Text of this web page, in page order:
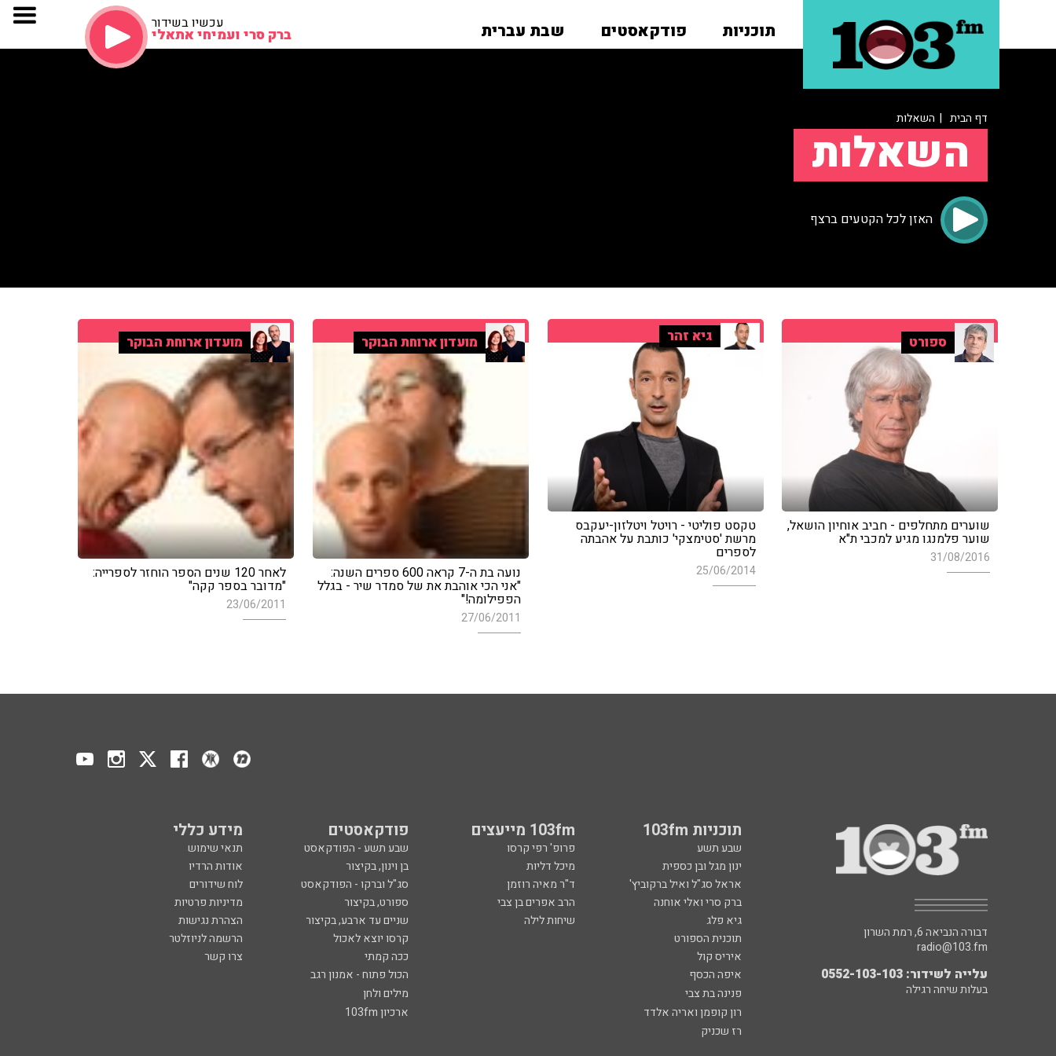
תוכניות פודקאסטים שבת עברית עכשיו בשידור
ברק סרי ועמיחי אתאלי
דף הבית | השאלות
השאלות
האזן לכל הקטעים ברצף
ספורט
שוערים מתחלפים - חביב אוחיון הושאל,
שוער פלמנגו מגיע למכבי ת"א
31/08/2016
גיא זהר
טקסט פוליטי - רויטל ויטלזון-יעקבס
מרשת 'סטימצקי' כותבת על אהבתה
לספרים
25/06/2014
מועדון ארוחת הבוקר
נועה בת ה-7 קראה 600 ספרים השנה:
"אני הכי אוהבת את של סמדר שיר - בגלל
הפפילומה!"
27/06/2011
מועדון ארוחת הבוקר
לאחר 120 שנים הספר הוחזר לספרייה:
"מדובר בספר קקה"
23/06/2011
תוכניות 103fm 103fm מייעצים פודקאסטים מידע כללי
שבע תשע פרופ' רפי קרסו שבע תשע - הפודקאסט
תנאי שימוש
ינון מגל ובן כספית
מיכל דליות בן וינון, בקיצור
אודות הרדיו
אראל סג"ל ואיל ברקוביץ'
ד"ר מאיה רוזמן סג"ל וברקו - הפודקאסט
לוח שידורים
ברק סרי ואלי אוחנה
הרב אפרים בן צבי ספורט, בקיצור
מדיניות פרטיות
גיא פלג
שיחות לילה שניים עד ארבע, בקיצור
הצהרת נגישות
תוכנית הספורט
קרסו יוצא לאכול
הרשמה לניוזלטר
איריס קול
ככה קמתי
צרו קשר
איפה הכסף
הכול פתוח - אמנון רגב
פנינה בת צבי
מילים ולחן
רון קופמן ואריה אלדד
ארכיון 103fm
רז שכניק
דבורה הנביאה 6, רמת השרון
radio@103.fm
עלייה לשידור: 0552-103-103
בעלות שיחה רגילה